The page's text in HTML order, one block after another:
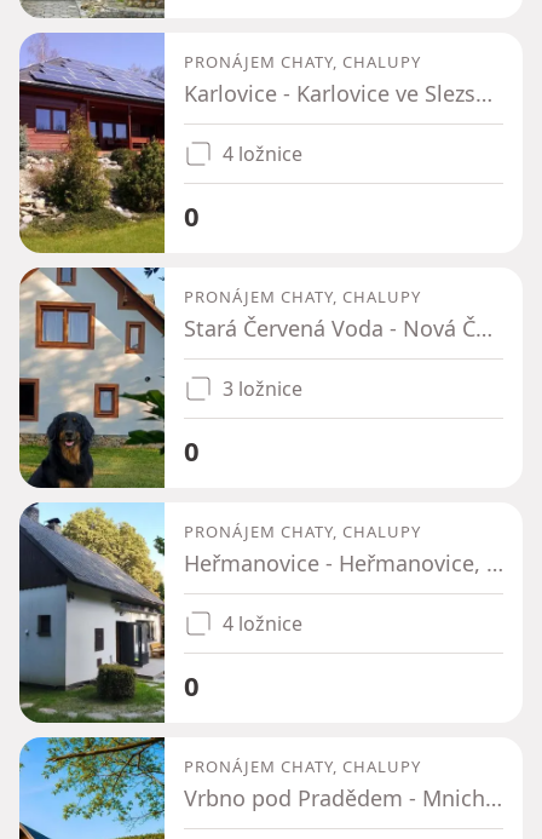
PRONÁJEM CHATY, CHALUPY
Karlovice - Karlovice ve Slezsku, Moravskoslezský kraj
4 ložnice
0
PRONÁJEM CHATY, CHALUPY
Stará Červená Voda - Nová Červená Voda, Olomoucký kraj
3 ložnice
0
PRONÁJEM CHATY, CHALUPY
Heřmanovice - Heřmanovice, Moravskoslezský kraj
4 ložnice
0
PRONÁJEM CHATY, CHALUPY
Vrbno pod Pradědem - Mnichov pod Pradědem, Moravskoslezský kraj